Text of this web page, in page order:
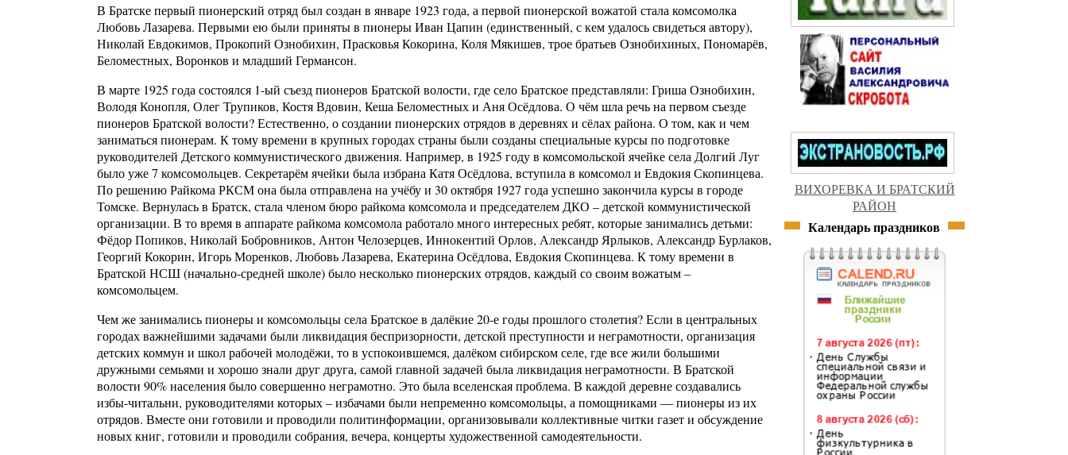
В Братске первый пионерский отряд был создан в январе 1923 года, а первой пионерской вожатой стала комсомолка
Любовь Лазарева. Первыми ею были приняты в пионеры Иван Цапин (единственный, с кем удалось свидеться автору),
Николай Евдокимов, Прокопий Ознобихин, Прасковья Кокорина, Коля Мякишев, трое братьев Ознобихиных, Пономарёв,
Беломестных, Воронков и младший Германсон.
В марте 1925 года состоялся 1-ый съезд пионеров Братской волости, где село Братское представляли: Гриша Ознобихин,
Володя Конопля, Олег Трупиков, Костя Вдовин, Кеша Беломестных и Аня Осёдлова. О чём шла речь на первом съезде
пионеров Братской волости? Естественно, о создании пионерских отрядов в деревнях и сёлах района. О том, как и чем
заниматься пионерам. К тому времени в крупных городах страны были созданы специальные курсы по подготовке
руководителей Детского коммунистического движения. Например, в 1925 году в комсомольской ячейке села Долгий Луг
было уже 7 комсомольцев. Секретарём ячейки была избрана Катя Осёдлова, вступила в комсомол и Евдокия Скопинцева.
По решению Райкома РКСМ она была отправлена на учёбу и 30 октября 1927 года успешно закончила курсы в городе
Томске. Вернулась в Братск, стала членом бюро райкома комсомола и председателем ДКО – детской коммунистической
организации. В то время в аппарате райкома комсомола работало много интересных ребят, которые занимались детьми:
Фёдор Попиков, Николай Бобровников, Антон Челозерцев, Иннокентий Орлов, Александр Ярлыков, Александр Бурлаков,
Георгий Кокорин, Игорь Моренков, Любовь Лазарева, Екатерина Осёдлова, Евдокия Скопинцева. К тому времени в
Братской НСШ (начально-средней школе) было несколько пионерских отрядов, каждый со своим вожатым –
комсомольцем.
Чем же занимались пионеры и комсомольцы села Братское в далёкие 20-е годы прошлого столетия? Если в центральных
городах важнейшими задачами были ликвидация беспризорности, детской преступности и неграмотности, организация
детских коммун и школ рабочей молодёжи, то в успокоившемся, далёком сибирском селе, где все жили большими
дружными семьями и хорошо знали друг друга, самой главной задачей была ликвидация неграмотности. В Братской
волости 90% населения было совершенно неграмотно. Это была вселенская проблема. В каждой деревне создавались
избы-читальни, руководителями которых – избачами были непременно комсомольцы, а помощниками — пионеры из их
отрядов. Вместе они готовили и проводили политинформации, организовывали коллективные читки газет и обсуждение
новых книг, готовили и проводили собрания, вечера, концерты художественной самодеятельности.
ВИХОРЕВКА И БРАТСКИЙ
РАЙОН
Календарь праздников